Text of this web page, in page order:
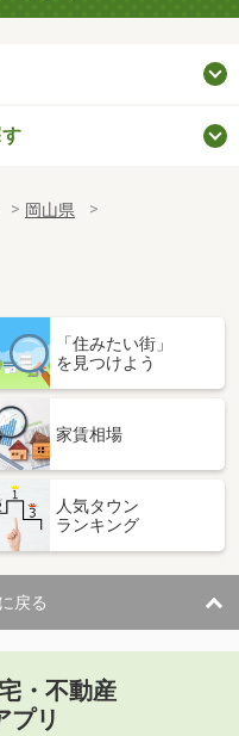
岡山県
「住みたい街」
を見つけよう
家賃相場
人気タウン
ランキング
戻る
・不動産
プリ